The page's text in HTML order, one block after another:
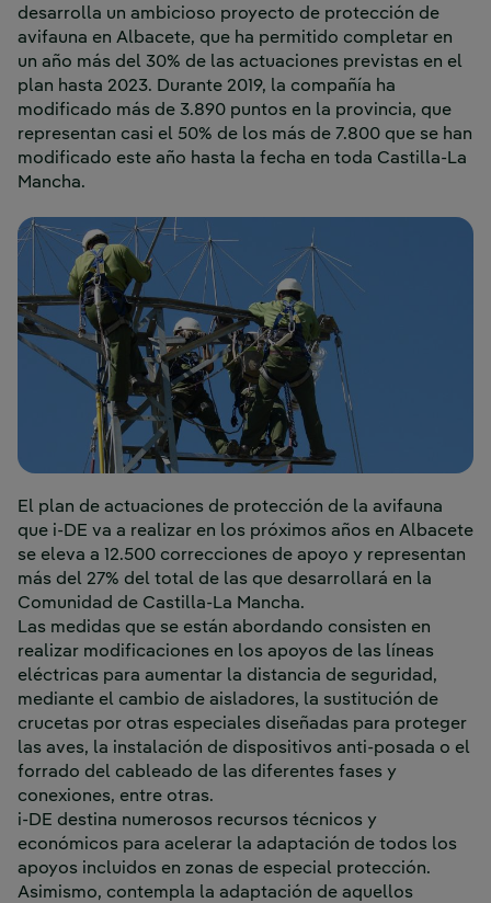
desarrolla un ambicioso proyecto de protección de
avifauna en Albacete, que ha permitido completar en
un año más del 30% de las actuaciones previstas en el
plan hasta 2023. Durante 2019, la compañía ha
modificado más de 3.890 puntos en la provincia, que
representan casi el 50% de los más de 7.800 que se han
modificado este año hasta la fecha en toda Castilla-La
Mancha.
El plan de actuaciones de protección de la avifauna
que i-DE va a realizar en los próximos años en Albacete
se eleva a 12.500 correcciones de apoyo y representan
más del 27% del total de las que desarrollará en la
Comunidad de Castilla-La Mancha.
Las medidas que se están abordando consisten en
realizar modificaciones en los apoyos de las líneas
eléctricas para aumentar la distancia de seguridad,
mediante el cambio de aisladores, la sustitución de
crucetas por otras especiales diseñadas para proteger
las aves, la instalación de dispositivos anti-posada o el
forrado del cableado de las diferentes fases y
conexiones, entre otras.
i-DE destina numerosos recursos técnicos y
económicos para acelerar la adaptación de todos los
apoyos incluidos en zonas de especial protección.
Asimismo, contempla la adaptación de aquellos